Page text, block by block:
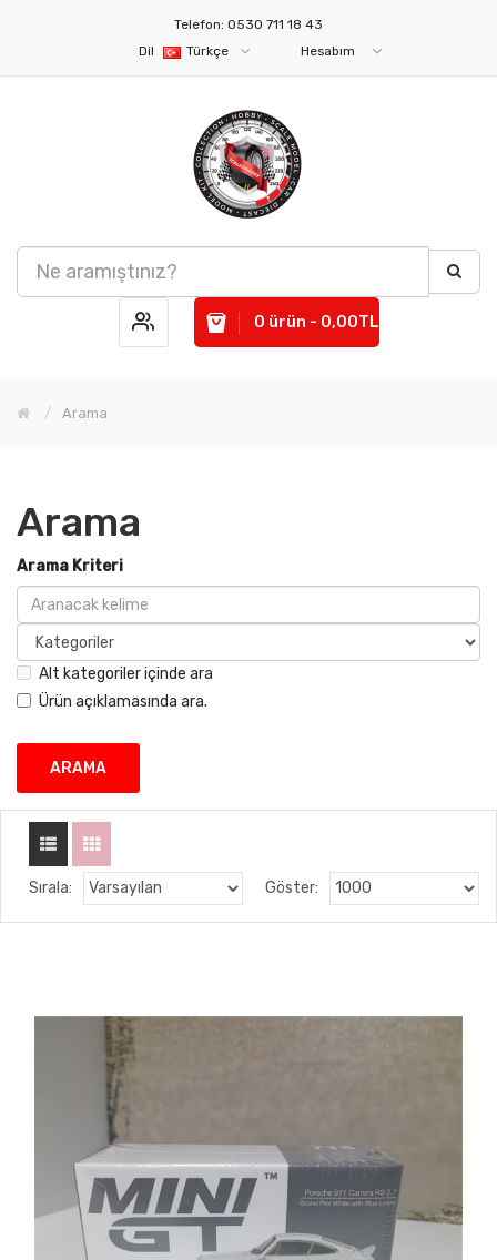
Telefon: 0530 711 18 43
Dil
Türkçe Hesabım
0 ürün - 0,00TL
Arama
Arama
Arama Kriteri
Alt kategoriler içinde ara
Ürün açıklamasında ara.
Sırala: Göster: